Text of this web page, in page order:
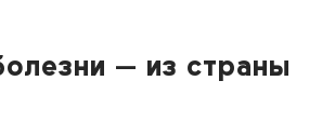
— из страны